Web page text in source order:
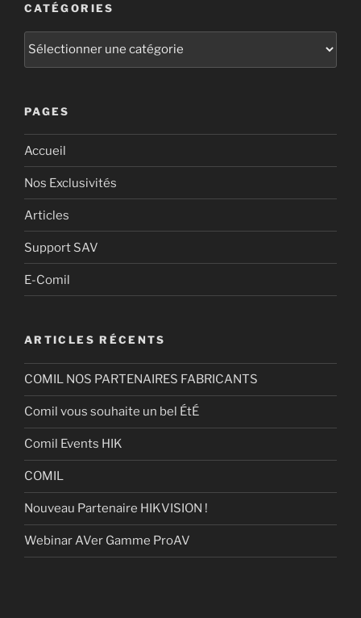
CATÉGORIES
PAGES
Accueil
Nos Exclusivités
Articles
Support SAV
E-Comil
ARTICLES RÉCENTS
COMIL NOS PARTENAIRES FABRICANTS
Comil vous souhaite un bel ÉtÉ
Comil Events HIK
COMIL
Nouveau Partenaire HIKVISION !
Webinar AVer Gamme ProAV